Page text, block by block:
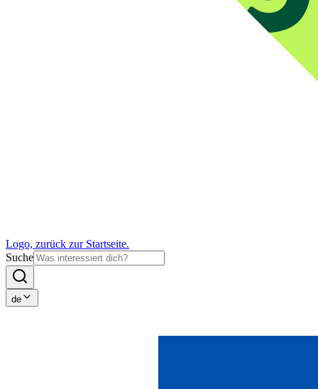
Logo, zurück zur Startseite.
Suche
de